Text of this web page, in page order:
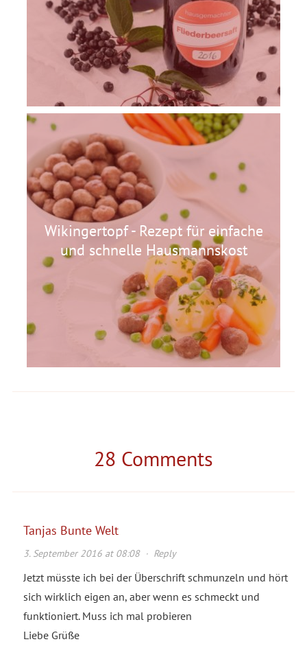
Wikingertopf - Rezept für einfache
und schnelle Hausmannskost
28 Comments
Tanjas Bunte Welt
3. September 2016 at 08:08· Reply
Jetzt müsste ich bei der Überschrift schmunzeln und hört
sich wirklich eigen an, aber wenn es schmeckt und
funktioniert. Muss ich mal probieren
Liebe Grüße